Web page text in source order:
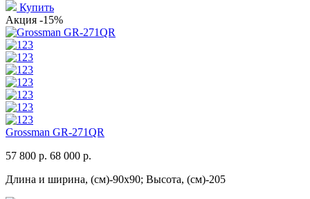
Купить
Акция -15%
Grossman GR-271QR
57 800 р. 68 000 р.
Длина и ширина, (см)-90x90; Высота, (см)-205